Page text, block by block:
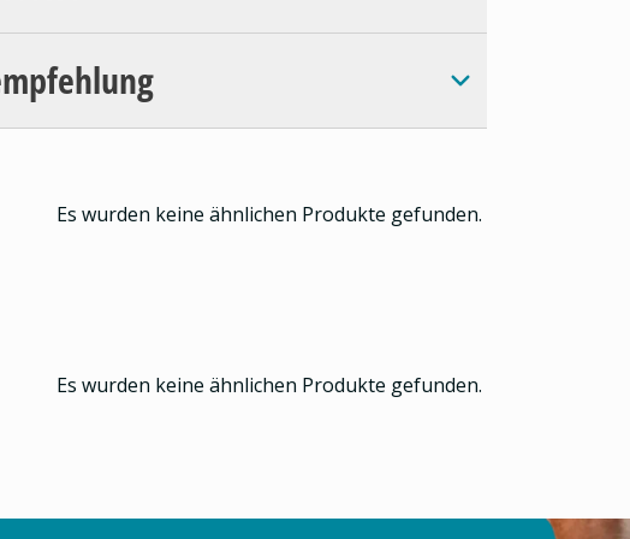
Es wurden keine ähnlichen Produkte gefunden.
Es wurden keine ähnlichen Produkte gefunden.